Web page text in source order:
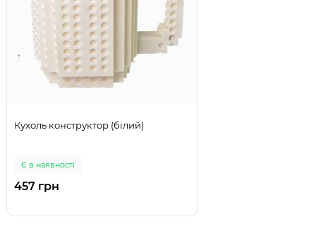
Кухоль конструктор (білий)
Є в наявності
457 грн